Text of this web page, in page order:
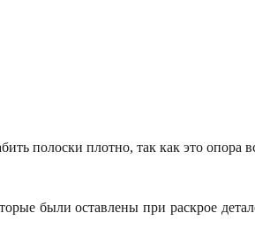
полоски плотно, так как это опора
были оставлены при раскрое